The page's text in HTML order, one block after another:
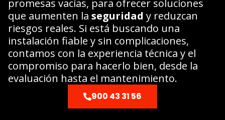
promesas vacías, para ofrecer soluciones
que aumenten la seguridad y reduzcan
riesgos reales. Si está buscando una
instalación fiable y sin complicaciones,
contamos con la experiencia técnica y el
compromiso para hacerlo bien, desde la
evaluación hasta el mantenimiento.
900 43 31 56